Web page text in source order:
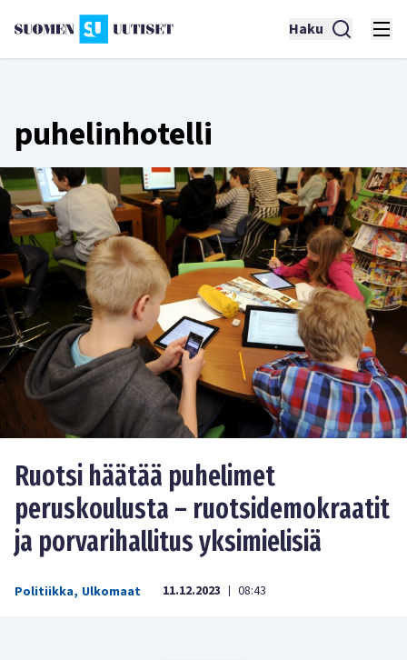
Haku
puhelinhotelli
Ruotsi häätää puhelimet
peruskoulusta – ruotsidemokraatit
ja porvarihallitus yksimielisiä
Politiikka, Ulkomaat 11.12.2023 | 08:43